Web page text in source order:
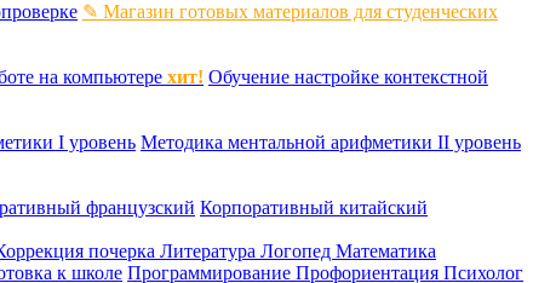
✎ Магазин готовых материалов для студенческих
на компьютере хит! Обучение настройке контекстной
I уровень Методика ментальной арифметики II уровень
французский Корпоративный китайский
почерка Литература Логопед Математика
к школе Программирование Профориентация Психолог